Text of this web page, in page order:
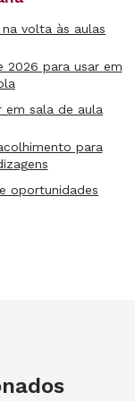
de
das
com
do que
uma
Além disso,
como ela fez,
volta às aulas
2026 para usar em
em sala de aula
para
oportunidades